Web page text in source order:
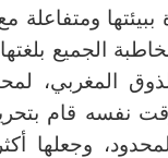
ببيئتها ومتفاعلة
الجميع
المغربي،
نفسه قام بتحرير
وجعلها